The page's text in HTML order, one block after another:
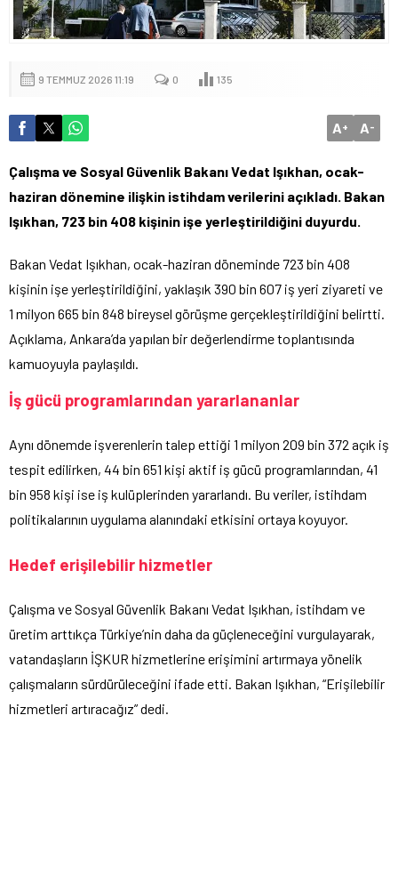
9 TEMMUZ 2026 11:19 0 135
A+ A-
Çalışma ve Sosyal Güvenlik Bakanı Vedat Işıkhan, ocak-
haziran dönemine ilişkin istihdam verilerini açıkladı. Bakan
Işıkhan, 723 bin 408 kişinin işe yerleştirildiğini duyurdu.
Bakan Vedat Işıkhan, ocak-haziran döneminde 723 bin 408
kişinin işe yerleştirildiğini, yaklaşık 390 bin 607 iş yeri ziyareti ve
1 milyon 665 bin 848 bireysel görüşme gerçekleştirildiğini belirtti.
Açıklama, Ankara’da yapılan bir değerlendirme toplantısında
kamuoyuyla paylaşıldı.
İş gücü programlarından yararlananlar
Aynı dönemde işverenlerin talep ettiği 1 milyon 209 bin 372 açık iş
tespit edilirken, 44 bin 651 kişi aktif iş gücü programlarından, 41
bin 958 kişi ise iş kulüplerinden yararlandı. Bu veriler, istihdam
politikalarının uygulama alanındaki etkisini ortaya koyuyor.
Hedef erişilebilir hizmetler
Çalışma ve Sosyal Güvenlik Bakanı Vedat Işıkhan, istihdam ve
üretim arttıkça Türkiye’nin daha da güçleneceğini vurgulayarak,
vatandaşların İŞKUR hizmetlerine erişimini artırmaya yönelik
çalışmaların sürdürüleceğini ifade etti. Bakan Işıkhan, “Erişilebilir
hizmetleri artıracağız” dedi.